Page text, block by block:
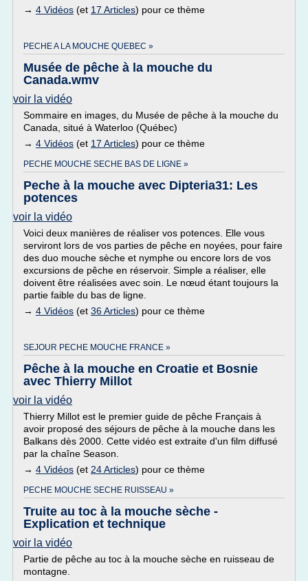
→ 4 Vidéos (et 17 Articles) pour ce thème
PECHE A LA MOUCHE QUEBEC »
Musée de pêche à la mouche du
Canada.wmv
voir la vidéo
Sommaire en images, du Musée de pêche à la mouche du
Canada, situé à Waterloo (Québec)
→ 4 Vidéos (et 17 Articles) pour ce thème
PECHE MOUCHE SECHE BAS DE LIGNE »
Peche à la mouche avec Dipteria31: Les
potences
voir la vidéo
Voici deux manières de réaliser vos potences. Elle vous
serviront lors de vos parties de pêche en noyées, pour faire
des duo mouche sèche et nymphe ou encore lors de vos
excursions de pêche en réservoir. Simple a réaliser, elle
doivent être réalisées avec soin. Le nœud étant toujours la
partie faible du bas de ligne.
→ 4 Vidéos (et 36 Articles) pour ce thème
SEJOUR PECHE MOUCHE FRANCE »
Pêche à la mouche en Croatie et Bosnie
avec Thierry Millot
voir la vidéo
Thierry Millot est le premier guide de pêche Français à
avoir proposé des séjours de pêche à la mouche dans les
Balkans dès 2000. Cette vidéo est extraite d'un film diffusé
par la chaîne Season.
→ 4 Vidéos (et 24 Articles) pour ce thème
PECHE MOUCHE SECHE RUISSEAU »
Truite au toc à la mouche sèche -
Explication et technique
voir la vidéo
Partie de pêche au toc à la mouche sèche en ruisseau de
montagne.